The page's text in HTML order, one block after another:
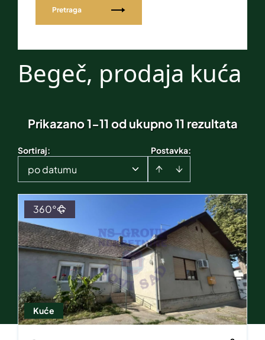
Pretraga
Begeč, prodaja kuća
Prikazano 1-11 od ukupno 11 rezultata
Postavka:
Sortiraj:
po datumu
Kuće
360°